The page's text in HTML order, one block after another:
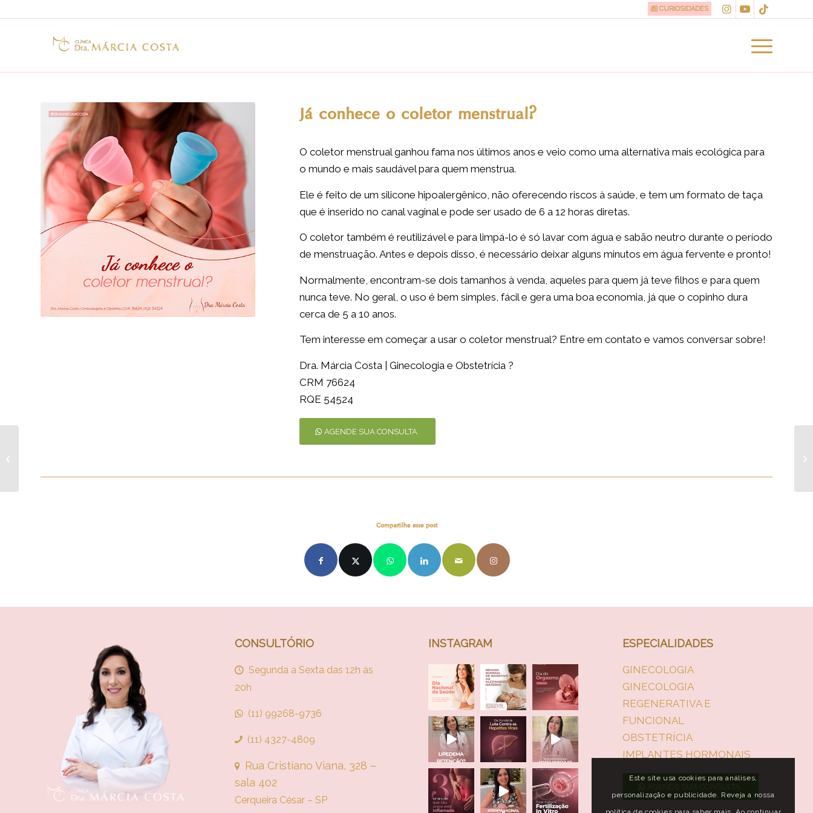
CURIOSIDADES
Já conhece o coletor menstrual?
O coletor menstrual ganhou fama nos últimos anos e veio como uma alternativa mais ecológica para
o mundo e mais saudável para quem menstrua.
Ele é feito de um silicone hipoalergênico, não oferecendo riscos à saúde, e tem um formato de taça
que é inserido no canal vaginal e pode ser usado de 6 a 12 horas diretas.
O coletor também é reutilizável e para limpá-lo é só lavar com água e sabão neutro durante o período
de menstruação. Antes e depois disso, é necessário deixar alguns minutos em água fervente e pronto!
Normalmente, encontram-se dois tamanhos à venda, aqueles para quem já teve filhos e para quem
nunca teve. No geral, o uso é bem simples, fácil e gera uma boa economia, já que o copinho dura
cerca de 5 a 10 anos.
Tem interesse em começar a usar o coletor menstrual? Entre em contato e vamos conversar sobre!
Dra. Márcia Costa | Ginecologia e Obstetrícia ?
CRM 76624
RQE 54524
AGENDE SUA CONSULTA
Compartilhe esse post
CONSULTÓRIO
Segunda a Sexta das 12h às
20h
(11) 99268-9736
(11) 4327-4809
Rua Cristiano Viana, 328 –
sala 402
Cerqueira César – SP
INSTAGRAM ESPECIALIDADES
GINECOLOGIA
GINECOLOGIA
REGENERATIVA E
FUNCIONAL
OBSTETRÍCIA
IMPLANTES HORMONAIS
AGENDE SUA CONSULTA
Este site usa cookies para análises,
personalização e publicidade. Reveja a nossa